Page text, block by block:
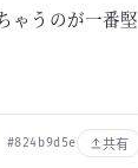
ゃうのが一番堅
#824b9d5e 共有